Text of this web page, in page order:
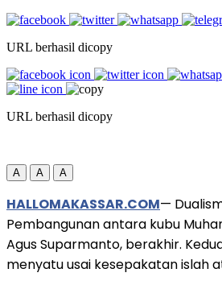
URL berhasil dicopy
URL berhasil dicopy
A A A
HALLOMAKASSAR.COM—
Pembangunan antara kubu
Agus Suparmanto, berakhir.
menyatu usai kesepakatan islah